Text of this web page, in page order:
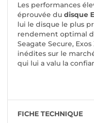
Les performances
éprouvée du disque
lui le disque le plus
rendement optimal
Seagate Secure,
inédites sur le
qui lui a valu la
FICHE TECHNIQUE